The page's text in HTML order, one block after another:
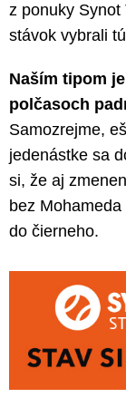
z ponuky Synot
stávok vybrali
Naším tipom
polčasoch
Samozrejme,
jedenástke sa
si, že aj
bez
do čierneho.